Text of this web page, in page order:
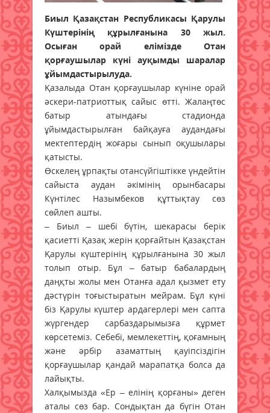
Биыл Қазақстан Республикасы Қарулы
Күштерінің құрылғанына 30 жыл.
Осыған орай елімізде Отан
қорғаушылар күні ауқымды шаралар
ұйымдастырылуда.
Қазалыда Отан қорғаушылар күніне орай
әскери-патриоттық сайыс өтті. Жалаңтөс
батыр атындағы стадионда
ұйымдастырылған байқауға аудандағы
мектептердің жоғары сынып оқушылары
қатысты.
Өскелең ұрпақты отансүйгіштікке үндейтін
сайыста аудан әкімінің орынбасары
Күнтілес Назымбеков құттықтау сөз
сөйлеп ашты.
– Биыл – шебі бүтін, шекарасы берік
қасиетті Қазақ жерін қорғайтын Қазақстан
Қарулы күштерінің құрылғанына 30 жыл
толып отыр. Бұл – батыр бабалардың
даңқты жолы мен Отанға адал қызмет ету
дәстүрін тоғыстыратын мейрам. Бұл күні
біз Қарулы күштер ардагерлері мен сапта
жүргендер сарбаздарымызға құрмет
көрсетеміз. Себебі, мемлекеттің, қоғамның
және әрбір азаматтың қауіпсіздігін
қорғаушылар қандай марапатқа болса да
лайықты.
Халқымызда «Ер – елінің қорғаны» деген
аталы сөз бар. Сондықтан да бүгін Отан